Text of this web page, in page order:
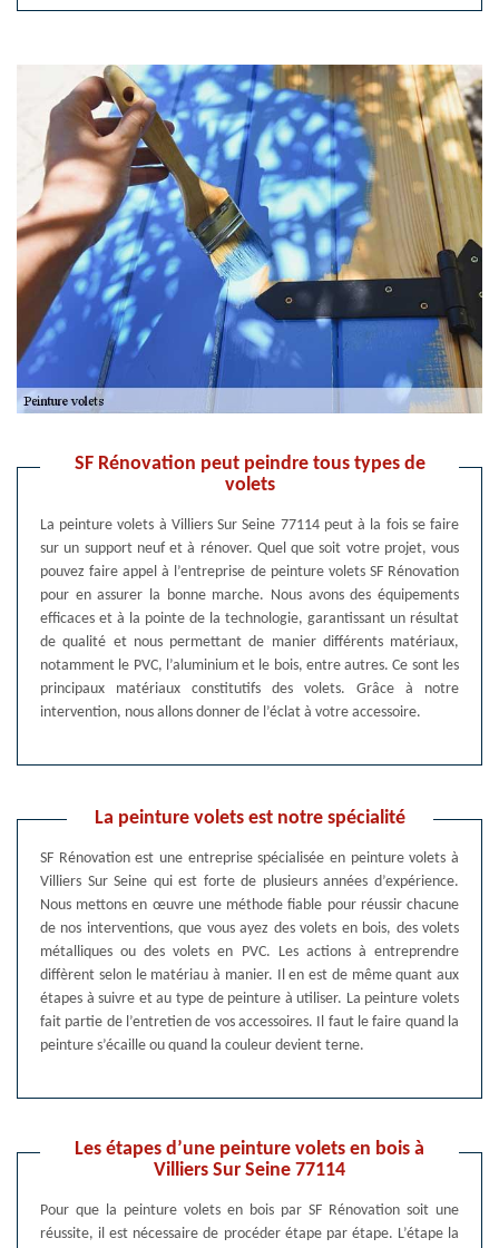
SF Rénovation peut peindre tous types de
volets
La peinture volets à Villiers Sur Seine 77114 peut à la fois se faire
sur un support neuf et à rénover. Quel que soit votre projet, vous
pouvez faire appel à l’entreprise de peinture volets SF Rénovation
pour en assurer la bonne marche. Nous avons des équipements
efficaces et à la pointe de la technologie, garantissant un résultat
de qualité et nous permettant de manier différents matériaux,
notamment le PVC, l’aluminium et le bois, entre autres. Ce sont les
principaux matériaux constitutifs des volets. Grâce à notre
intervention, nous allons donner de l’éclat à votre accessoire.
La peinture volets est notre spécialité
SF Rénovation est une entreprise spécialisée en peinture volets à
Villiers Sur Seine qui est forte de plusieurs années d’expérience.
Nous mettons en œuvre une méthode fiable pour réussir chacune
de nos interventions, que vous ayez des volets en bois, des volets
métalliques ou des volets en PVC. Les actions à entreprendre
diffèrent selon le matériau à manier. Il en est de même quant aux
étapes à suivre et au type de peinture à utiliser. La peinture volets
fait partie de l’entretien de vos accessoires. Il faut le faire quand la
peinture s’écaille ou quand la couleur devient terne.
Les étapes d’une peinture volets en bois à
Villiers Sur Seine 77114
Pour que la peinture volets en bois par SF Rénovation soit une
réussite, il est nécessaire de procéder étape par étape. L’étape la